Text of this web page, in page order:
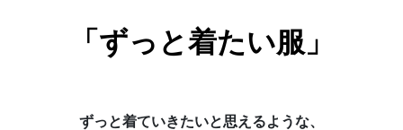
「ずっと着たい服」
ずっと着ていきたいと思えるような、